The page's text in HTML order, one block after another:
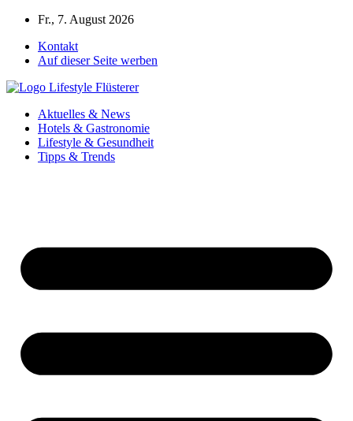
Zum
springen
Fr., 7. August 2026
Kontakt
Auf dieser Seite werben
Aktuelles & News
Hotels & Gastronomie
Lifestyle & Gesundheit
Tipps & Trends